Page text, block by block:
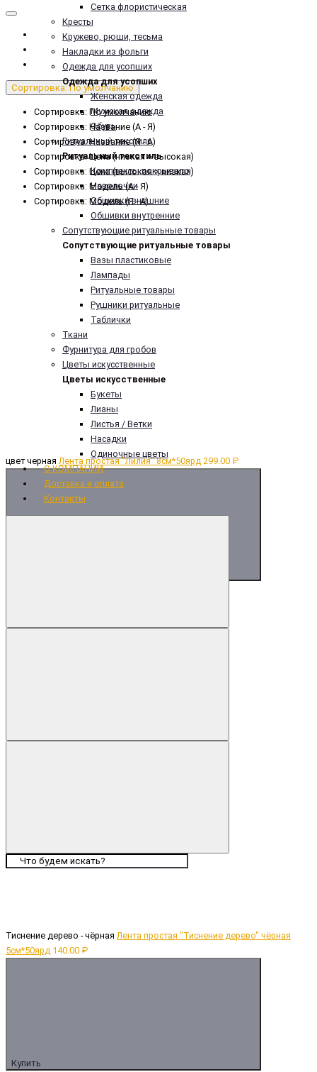
Сетка флористическая
Кресты
Кружево, рюши, тесьма
Накладки из фольги
Одежда для усопших
Одежда для усопших
Женская одежда
Мужская одежда
Обувь
Ритуальный текстиль
Ритуальный текстиль
Комплекты,покрывало
Наволочки
Обшивки внешние
Обшивки внутренние
Сопутствующие ритуальные товары
Сопутствующие ритуальные товары
Вазы пластиковые
Лампады
Ритуальные товары
Рушники ритуальные
Таблички
Ткани
Фурнитура для гробов
Цветы искусственные
Цветы искусственные
Букеты
Лианы
Листья / Ветки
Насадки
Одиночные цветы
О КОМПАНИИ
Доставка и оплата
Контакты
Сортировка: По умолчанию
Сортировка: По умолчанию
Сортировка: Название (А - Я)
Сортировка: Название (Я - А)
Сортировка: Цена (низкая > высокая)
Сортировка: Цена (высокая > низкая)
Сортировка: Модель (А - Я)
Сортировка: Модель (Я - А)
цвет черная Лента простая "Лилия" 8см*50ярд 299.00 ₽
Тиснение дерево - чёрная Лента простая "Тиснение дерево" чёрная
5см*50ярд 140.00 ₽
Купить